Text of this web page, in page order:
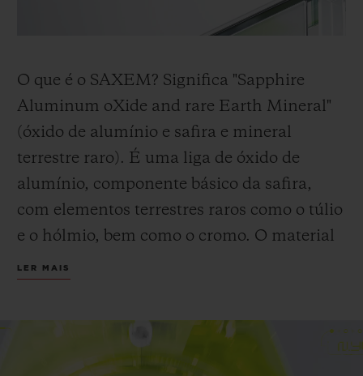
O que é o SAXEM? Significa "Sapphire
Aluminum oXide and rare Earth Mineral"
(óxido de alumínio e safira e mineral
terrestre raro). É uma liga de óxido de
alumínio, componente básico da safira,
com elementos terrestres raros como o túlio
e o hólmio, bem como o cromo. O material
resultante é ultrarresistente e dotado de um
A Hublot continua a explorar o SAXEM -
um material frequentemente usado em
LER MAIS